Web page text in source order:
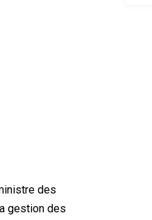
des
gestion des